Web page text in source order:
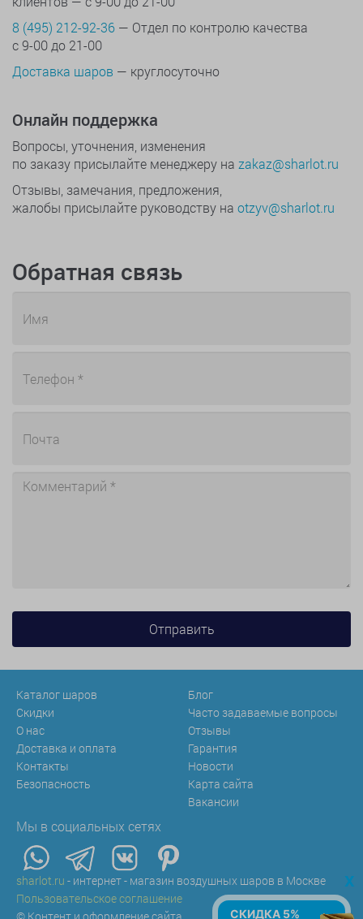
8 (495) 212-92-36 — Отдел по контролю качества
с 9-00 до 21-00
Доставка шаров — круглосуточно
Онлайн поддержка
Вопросы, уточнения, изменения
по заказу присылайте менеджеру на zakaz@sharlot.ru
Отзывы, замечания, предложения,
жалобы присылайте руководству на otzyv@sharlot.ru
Обратная связь
Каталог шаров
Скидки
О нас
Доставка и оплата
Контакты
Безопасность
Блог
Часто задаваемые вопросы
Отзывы
Гарантия
Новости
Карта сайта
Вакансии
Мы в социальных сетях
sharlot.ru - интернет - магазин воздушных шаров в Москве
Пользовательское соглашение
x
СКИДКА 5%